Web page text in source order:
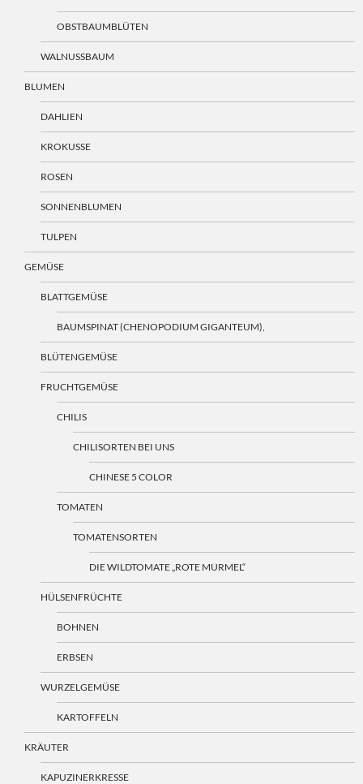
OBSTBAUMBLÜTEN
WALNUSSBAUM
BLUMEN
DAHLIEN
KROKUSSE
ROSEN
SONNENBLUMEN
TULPEN
GEMÜSE
BLATTGEMÜSE
BAUMSPINAT (CHENOPODIUM GIGANTEUM),
BLÜTENGEMÜSE
FRUCHTGEMÜSE
CHILIS
CHILISORTEN BEI UNS
CHINESE 5 COLOR
TOMATEN
TOMATENSORTEN
DIE WILDTOMATE „ROTE MURMEL“
HÜLSENFRÜCHTE
BOHNEN
ERBSEN
WURZELGEMÜSE
KARTOFFELN
KRÄUTER
KAPUZINERKRESSE